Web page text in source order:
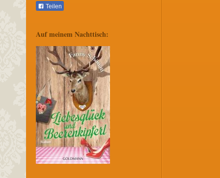
Teilen
Auf meinem Nachttisch: